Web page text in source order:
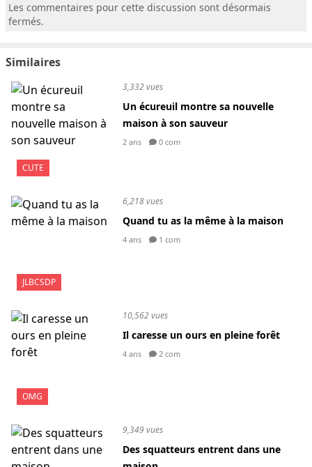
Les commentaires pour cette discussion sont désormais
fermés.
Similaires
CUTE
3,332 vues
Un écureuil montre sa nouvelle
maison à son sauveur
2 ans 0 com
JLBCSDP
6,218 vues
Quand tu as la même à la maison
4 ans 1 com
OMG
10,562 vues
Il caresse un ours en pleine forêt
4 ans 2 com
9,349 vues
Des squatteurs entrent dans une